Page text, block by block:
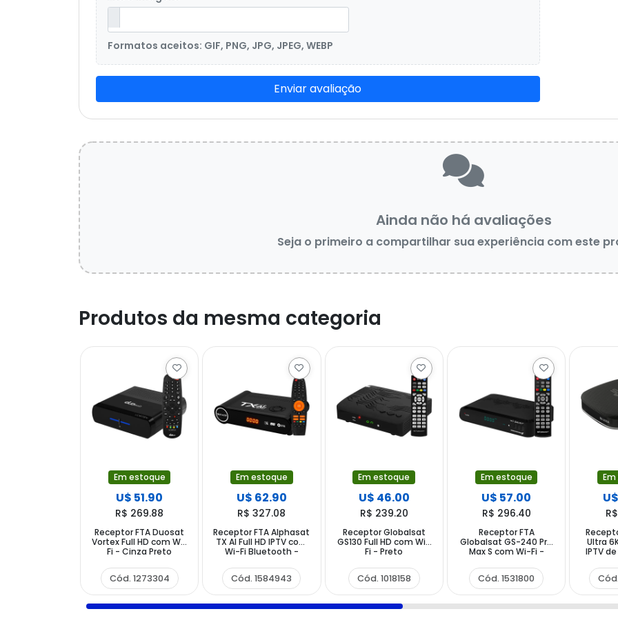
Formatos aceitos: GIF, PNG, JPG, JPEG, WEBP
Enviar avaliação
Ainda não há avaliações
Seja o primeiro a compartilhar sua experiência com este
Produtos da mesma categoria
Em estoque
U$ 51.90
R$ 269.88
Receptor FTA Duosat
Vortex Full HD com Wi-
Fi - Cinza Preto
Cód. 1273304
Em estoque
U$ 62.90
R$ 327.08
Receptor FTA Alphasat
TX AI Full HD IPTV com
Wi-Fi Bluetooth -
Cód. 1584943
Em estoque
U$ 46.00
R$ 239.20
Receptor Globalsat
GS130 Full HD com Wi-
Fi - Preto
Cód. 1018158
Em estoque
U$ 57.00
R$ 296.40
Receptor FTA
Globalsat GS-240 Pro
Max S com Wi-Fi -
Cód. 1531800
Ultra
IPTV